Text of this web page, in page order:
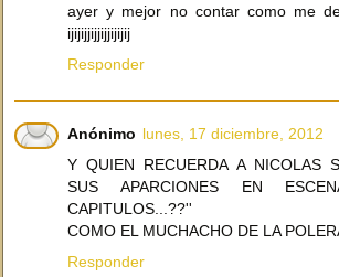
ayer y mejor no contar como me
ijijijjijjijjijijij
Responder
Anónimo lunes, 17 diciembre, 2012
Y QUIEN RECUERDA A NICOLAS
SUS APARCIONES EN
CAPITULOS...??''
COMO EL MUCHACHO DE LA
Responder